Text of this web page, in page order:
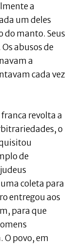
a
um deles
do manto. Seus
abusos de
a
cada vez
revolta a
o
de
coleta para
entregou aos
para que
povo, em